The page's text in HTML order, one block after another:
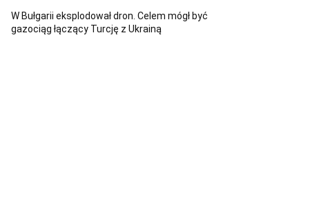
W Bułgarii eksplodował dron. Celem mógł być
gazociąg łączący Turcję z Ukrainą